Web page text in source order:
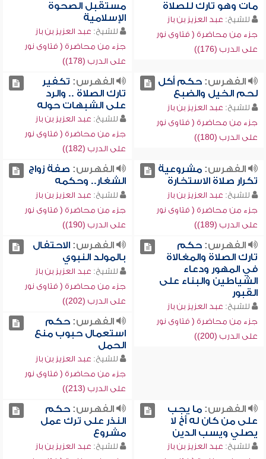
مات وهو تارك للصلاة
للشيخ: عبد العزيز بن باز
جزء من محاضرة ( فتاوى نور
على الدرب (176))
مستقبل الصحوة
الإسلامية
للشيخ: عبد العزيز بن باز
جزء من محاضرة ( فتاوى نور
على الدرب (178))
الفهرس:حكم أكل
لحم الخيل والضبع
للشيخ: عبد العزيز بن باز
جزء من محاضرة ( فتاوى نور
على الدرب (180))
الفهرس: تكفير
تارك الصلاة .. والرد
على الشبهات حوله
للشيخ: عبد العزيز بن باز
جزء من محاضرة ( فتاوى نور
على الدرب (182))
الفهرس:مشروعية
تكرار صلاة الاستخارة
للشيخ: عبد العزيز بن باز
جزء من محاضرة ( فتاوى نور
على الدرب (189))
الفهرس: صفة زواج
الشغار.. وحكمه
للشيخ: عبد العزيز بن باز
جزء من محاضرة ( فتاوى نور
على الدرب (190))
الفهرس:حكم
تارك الصلاة والمغالاة
في المهور ودعاء
الشياطين والبناء على
القبور
للشيخ: عبد العزيز بن باز
جزء من محاضرة ( فتاوى نور
على الدرب (200))
الفهرس:الاحتفال
بالمولد النبوي
للشيخ: عبد العزيز بن باز
جزء من محاضرة ( فتاوى نور
على الدرب (202))
الفهرس:حكم
استعمال حبوب منع
الحمل
للشيخ: عبد العزيز بن باز
جزء من محاضرة ( فتاوى نور
على الدرب (213))
الفهرس:ما يجب
على من كان له أخ لا
يصلي ويسب الدين
للشيخ: عبد العزيز بن باز
الفهرس:حكم
النذر على ترك عمل
مشروع
للشيخ: عبد العزيز بن باز